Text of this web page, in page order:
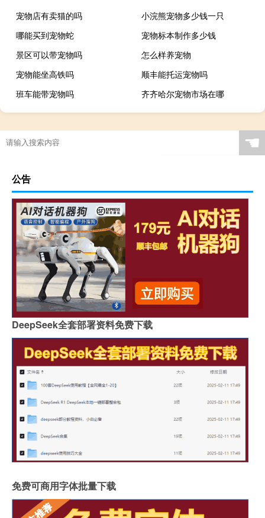
宠物店有卖猫的吗
小浣熊宠物多少钱一只
哪能买到宠物蛇
宠物标本制作多少钱
景区可以带宠物吗
怎么样养宠物
宠物能坐高铁吗
顺丰能托运宠物吗
班车能带宠物吗
齐齐哈尔宠物市场在哪
☚
公告
DeepSeek全套部署资料免费下载
免费可商用字体批量下载